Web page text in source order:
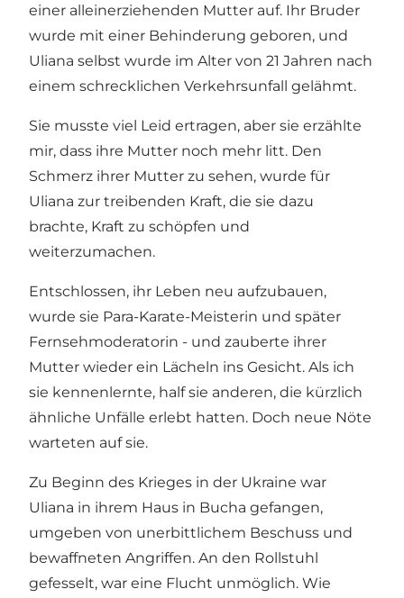
einer alleinerziehenden Mutter auf. Ihr Bruder
wurde mit einer Behinderung geboren, und
Uliana selbst wurde im Alter von 21 Jahren nach
einem schrecklichen Verkehrsunfall gelähmt.
Sie musste viel Leid ertragen, aber sie erzählte
mir, dass ihre Mutter noch mehr litt. Den
Schmerz ihrer Mutter zu sehen, wurde für
Uliana zur treibenden Kraft, die sie dazu
brachte, Kraft zu schöpfen und
weiterzumachen.
Entschlossen, ihr Leben neu aufzubauen,
wurde sie Para-Karate-Meisterin und später
Fernsehmoderatorin - und zauberte ihrer
Mutter wieder ein Lächeln ins Gesicht. Als ich
sie kennenlernte, half sie anderen, die kürzlich
ähnliche Unfälle erlebt hatten. Doch neue Nöte
warteten auf sie.
Zu Beginn des Krieges in der Ukraine war
Uliana in ihrem Haus in Bucha gefangen,
umgeben von unerbittlichem Beschuss und
bewaffneten Angriffen. An den Rollstuhl
gefesselt, war eine Flucht unmöglich. Wie